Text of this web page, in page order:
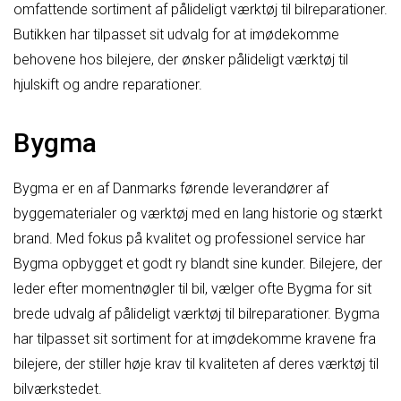
omfattende sortiment af pålideligt værktøj til bilreparationer.
Butikken har tilpasset sit udvalg for at imødekomme
behovene hos bilejere, der ønsker pålideligt værktøj til
hjulskift og andre reparationer.
Bygma
Bygma er en af Danmarks førende leverandører af
byggematerialer og værktøj med en lang historie og stærkt
brand. Med fokus på kvalitet og professionel service har
Bygma opbygget et godt ry blandt sine kunder. Bilejere, der
leder efter momentnøgler til bil, vælger ofte Bygma for sit
brede udvalg af pålideligt værktøj til bilreparationer. Bygma
har tilpasset sit sortiment for at imødekomme kravene fra
bilejere, der stiller høje krav til kvaliteten af deres værktøj til
bilværkstedet.